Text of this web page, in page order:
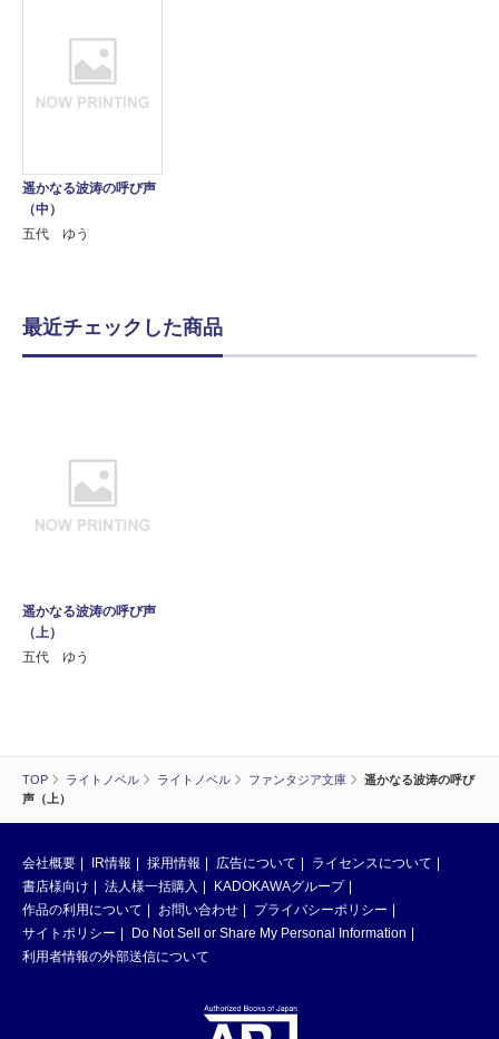
TOP ライトノベル ライトノベル ファンタジア文庫
遥かなる波涛の呼び
声（上）
遥かなる波涛の呼び声
（中）
五代 ゆう
最近チェックした商品
遥かなる波涛の呼び声
（上）
五代 ゆう
会社概要 IR情報 採用情報 広告について
ライセンスについて
書店様向け
法人様一括購入
KADOKAWAグループ
作品の利用について
お問い合わせ
プライバシーポリシー
サイトポリシー
Do Not Sell or Share My Personal Information
利用者情報の外部送信について